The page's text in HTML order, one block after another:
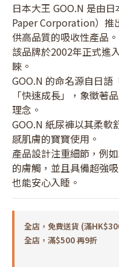
日本大王 GOO.N 是由
Paper Corporation）推
供高品質的吸收性產品。
該品牌於2002年正式進
睞。
GOO.N 的命名源自日
「快速成長」，象徵著
理念。
GOO.N 紙尿褲以其柔軟
感肌膚的寶寶使用。
產品設計注重細節，例
的膚觸，並且具備超強
也能安心入睡。
全店，免費送貨 (滿
全店，滿$500 再9折